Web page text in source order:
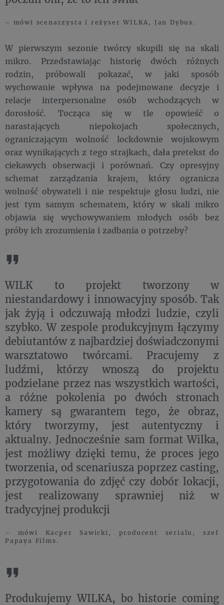
– mówi scenarzysta i reżyser WILKA, Jan Dybus.
W pierwszym sezonie twórcy skupili się na skali
mikro. Przedstawiając historię dwóch różnych
rodzin, próbowali pokazać, w jaki sposób
wychowanie wpływa na podejmowane decyzje i
relacje interpersonalne osób wchodzących w
dorosłość. Tocząca się w tle opowieść o
narastających niepokojach społecznych,
ograniczającym wolność lockdownie wojskowym
oraz wynikających z tego strajkach, dała pretekst do
ciekawych obserwacji i porównań. Czy opresyjny
schemat zarządzania krajem, który ogranicza
wolność obywateli i nie respektuje głosu ludzi, nie
jest tym samym schematem, który w skali mikro
objawia się wychowywaniem młodych osób bez
próby ich zrozumienia i zadbania o potrzeby?
WILK to projekt tworzony w
niestandardowy i innowacyjny sposób. Tak
jak żyją i odczuwają młodzi ludzie, czyli
szybko. W zespole produkcyjnym łączymy
debiutantów z najbardziej doświadczonymi
warsztatowo twórcami. Pracujemy z
ludźmi, którzy wnoszą do projektu
podzielane przez nas wszystkich wartości,
a różne pokolenia po dwóch stronach
kamery są gwarantem tego, że obraz,
który tworzymy, jest autentyczny i
aktualny. Jednocześnie sam format Wilka,
jest możliwy dzięki temu, że proces jego
tworzenia, od scenariusza poprzez casting,
przygotowania do zdjęć czy dobór lokacji,
jest realizowany sprawniej niż w
tradycyjnej produkcji
– mówi Kacper Sawicki, producent serialu, szef
Papaya Films.
Produkujemy WILKA, bo historie coming